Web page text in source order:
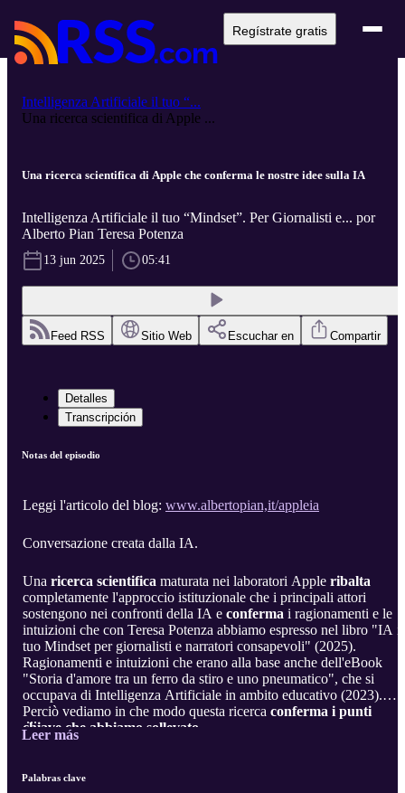
Regístrate gratis
Intelligenza Artificiale il tuo “...
Una ricerca scientifica di Apple ...
Una ricerca scientifica di Apple che conferma le nostre idee sulla IA
Intelligenza Artificiale il tuo “Mindset”. Per Giornalisti e... por
Alberto Pian Teresa Potenza
13 jun 2025 05:41
Feed RSS Sitio Web Escuchar en Compartir
Detalles
Transcripción
Notas del episodio
Leggi l'articolo del blog: www.albertopian,it/appleia
Conversazione creata dalla IA.
Una ricerca scientifica maturata nei laboratori Apple ribalta
completamente l'approccio istituzionale che i principali attori
sostengono nei confronti della IA e conferma i ragionamenti e le
intuizioni che con Teresa Potenza abbiamo espresso nel libro "IA il
tuo Mindset per giornalisti e narratori consapevoli" (2025).
Ragionamenti e intuizioni che erano alla base anche dell'eBook
"Storia d'amore tra un ferro da stiro e uno pneumatico", che si
occupava di Intelligenza Artificiale in ambito educativo (2023).
Perciò vediamo in che modo questa ricerca conferma i punti
chiave che abbiamo sollevato
...
Leer más
Palabras clave